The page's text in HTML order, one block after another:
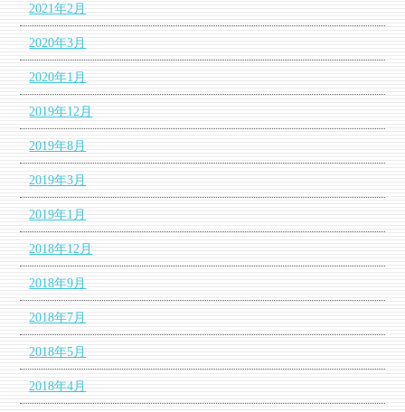
2021年2月
2020年3月
2020年1月
2019年12月
2019年8月
2019年3月
2019年1月
2018年12月
2018年9月
2018年7月
2018年5月
2018年4月